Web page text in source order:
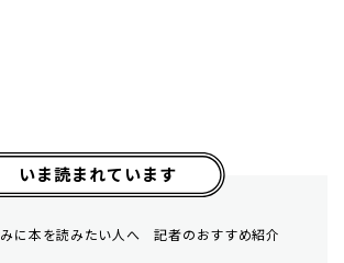
いま読まれています
に本を読みたい人へ 記者のおすすめ紹介